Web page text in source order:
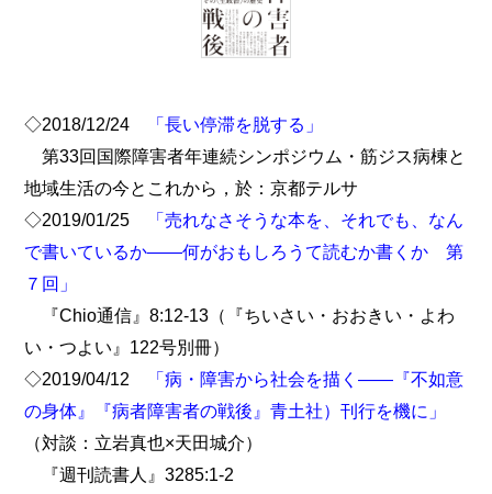
◇2018/12/24
「長い停滞を脱する」
第33回国際障害者年連続シンポジウム・筋ジス病棟と
地域生活の今とこれから，於：京都テルサ
◇2019/01/25
「売れなさそうな本を、それでも、なん
で書いているか――何がおもしろうて読むか書くか 第
７回」
『Chio通信』8:12-13（『ちいさい・おおきい・よわ
い・つよい』122号別冊）
◇2019/04/12
「病・障害から社会を描く――『不如意
の身体』『病者障害者の戦後』青土社）刊行を機に」
（対談：立岩真也×天田城介）
『週刊読書人』3285:1-2